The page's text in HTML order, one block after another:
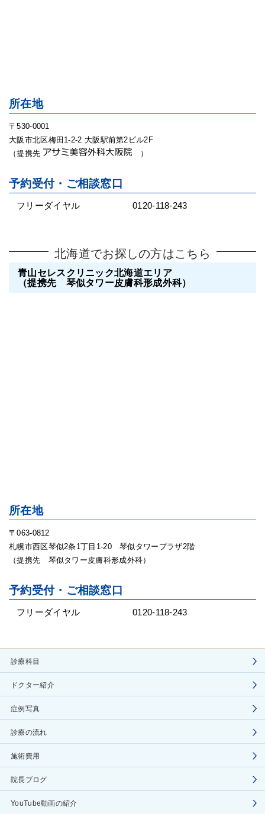
所在地
〒530-0001
大阪市北区梅田1-2-2 大阪駅前第2ビル2F
（提携先
）
予約受付・ご相談窓口
フリーダイヤル 0120-118-243
北海道でお探しの方はこちら
青山セレスクリニック北海道エリア
（提携先 琴似タワー皮膚科形成外科）
所在地
〒063-0812
札幌市西区琴似2条1丁目1-20 琴似タワープラザ2階
（提携先 琴似タワー皮膚科形成外科）
予約受付・ご相談窓口
フリーダイヤル 0120-118-243
診療科目
ドクター紹介
症例写真
診療の流れ
施術費用
院長ブログ
YouTube動画の紹介